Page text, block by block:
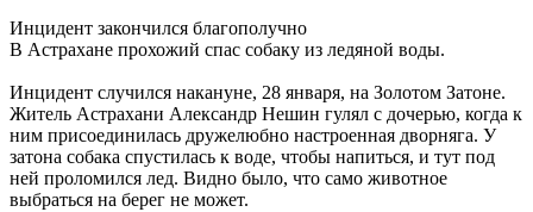
Инцидент закончился благополучно
В Астрахане прохожий спас собаку из ледяной воды.
Инцидент случился накануне, 28 января, на Золотом Затоне.
Житель Астрахани Александр Нешин гулял с дочерью, когда к
ним присоединилась дружелюбно настроенная дворняга. У
затона собака спустилась к воде, чтобы напиться, и тут под
ней проломился лед. Видно было, что само животное
выбраться на берег не может.